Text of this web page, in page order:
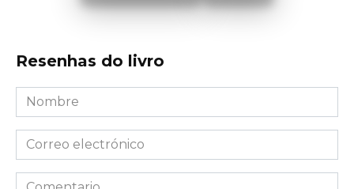
Resenhas do livro
Nombre
*
Correo
electrónico
*Comentario